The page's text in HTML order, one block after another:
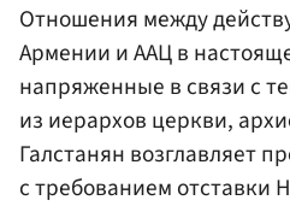
Отношения между
Армении и ААЦ в
напряженные в связи с
из иерархов церкви,
Галстанян возглавляет
с требованием отставки